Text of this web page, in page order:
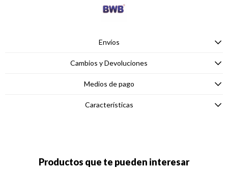
Envíos
Cambios y Devoluciones
Medios de pago
Características
Productos que te pueden interesar